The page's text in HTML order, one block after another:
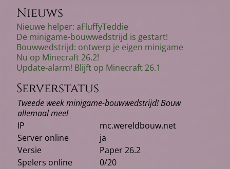
Nieuws
Nieuwe helper: aFluffyTeddie
De minigame-bouwwedstrijd is gestart!
Bouwwedstrijd: ontwerp je eigen minigame
Nu op Minecraft 26.2!
Update-alarm! Blijft op Minecraft 26.1
Serverstatus
Tweede week minigame-bouwwedstrijd! Bouw
allemaal mee!
IP
mc.wereldbouw.net
Server online
ja
Versie
Paper 26.2
Spelers online
0/20